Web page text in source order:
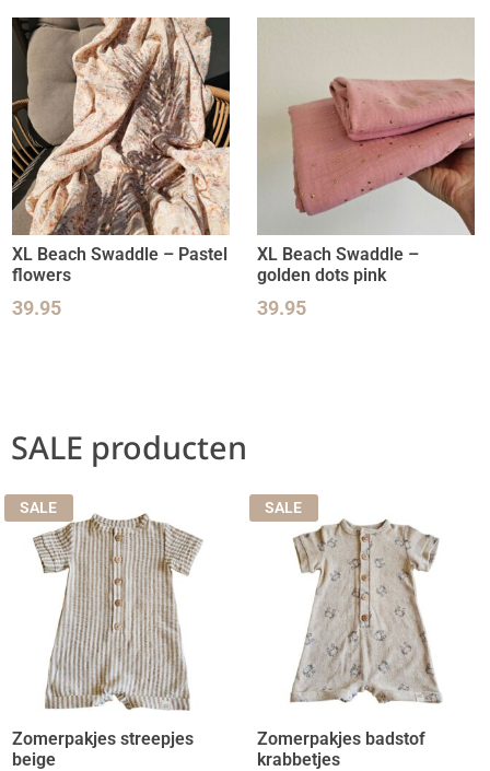
XL Beach Swaddle – Pastel
flowers
39.95
XL Beach Swaddle –
golden dots pink
39.95
SALE producten
SALE
Zomerpakjes streepjes
beige
SALE
Zomerpakjes badstof
krabbetjes